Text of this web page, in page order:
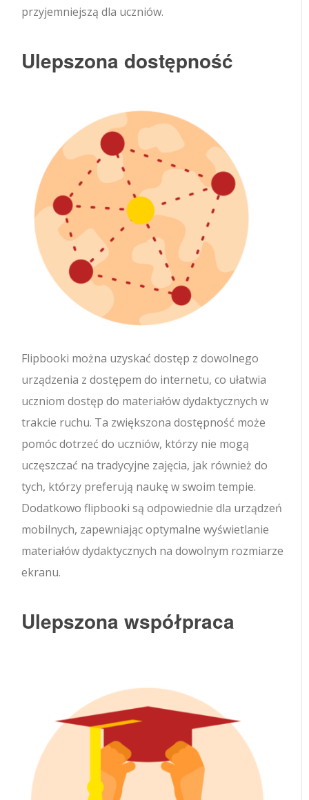
przyjemniejszą dla uczniów.
Ulepszona dostępność
Flipbooki można uzyskać dostęp z dowolnego
urządzenia z dostępem do internetu, co ułatwia
uczniom dostęp do materiałów dydaktycznych w
trakcie ruchu. Ta zwiększona dostępność może
pomóc dotrzeć do uczniów, którzy nie mogą
uczęszczać na tradycyjne zajęcia, jak również do
tych, którzy preferują naukę w swoim tempie.
Dodatkowo flipbooki są odpowiednie dla urządzeń
mobilnych, zapewniając optymalne wyświetlanie
materiałów dydaktycznych na dowolnym rozmiarze
ekranu.
Ulepszona współpraca